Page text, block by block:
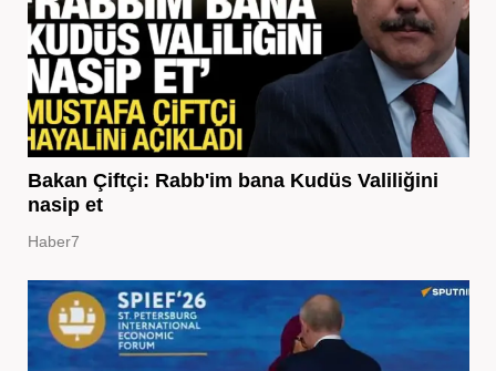
Bakan Çiftçi: Rabb'im bana Kudüs Valiliğini
nasip et
Haber7